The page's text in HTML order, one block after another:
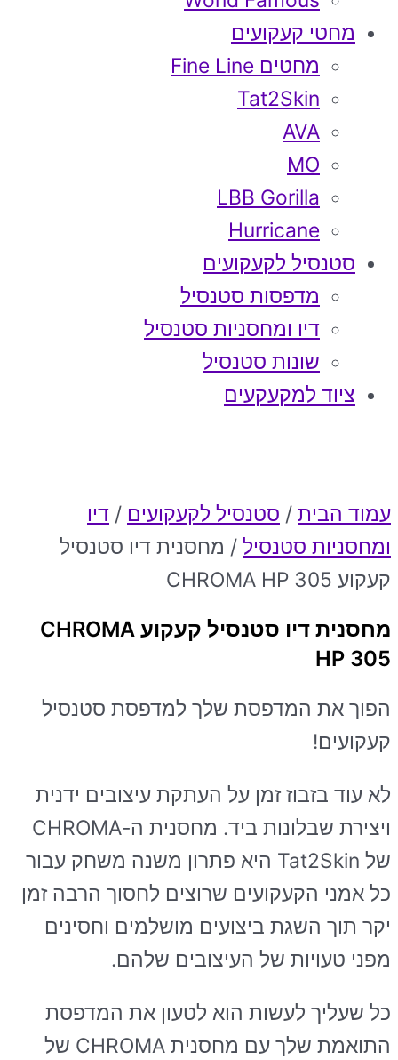
מחטי קעקועים
מחטים Fine Line
Tat2Skin
AVA
MO
LBB Gorilla
Hurricane
סטנסיל לקעקועים
מדפסות סטנסיל
דיו ומחסניות סטנסיל
שונות סטנסיל
ציוד למקעקעים
עמוד הבית / סטנסיל לקעקועים / דיו
ומחסניות סטנסיל / מחסנית דיו סטנסיל
קעקוע CHROMA HP 305
מחסנית דיו סטנסיל קעקוע CHROMA
HP 305
הפוך את המדפסת שלך למדפסת סטנסיל
קעקועים!
לא עוד בזבוז זמן על העתקת עיצובים ידנית
ויצירת שבלונות ביד. מחסנית ה-CHROMA
של Tat2Skin היא פתרון משנה משחק עבור
כל אמני הקעקועים שרוצים לחסוך הרבה זמן
יקר תוך השגת ביצועים מושלמים וחסינים
מפני טעויות של העיצובים שלהם.
כל שעליך לעשות הוא לטעון את המדפסת
התואמת שלך עם מחסנית CHROMA של